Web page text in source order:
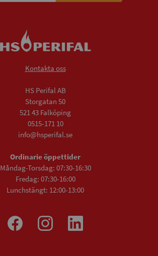
Kontakta oss
HS Perifal AB
Storgatan 50
521 43 Falköping
0515-171 10
info@hsperifal.se
Ordinarie öppettider
Måndag-Torsdag: 07:30-16:30
Fredag: 07:30-16:00
Lunchstängt: 12:00-13:00